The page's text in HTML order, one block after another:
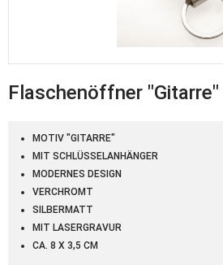
Flaschenöffner "Gitarre"
MOTIV "GITARRE"
MIT SCHLÜSSELANHÄNGER
MODERNES DESIGN
VERCHROMT
SILBERMATT
MIT LASERGRAVUR
CA. 8 X 3,5 CM